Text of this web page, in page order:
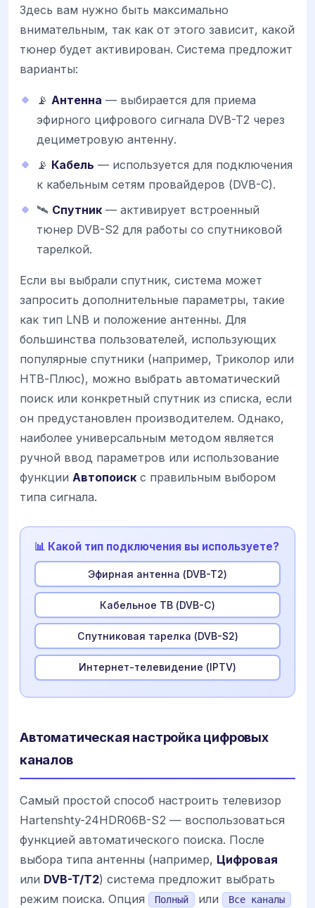
Здесь вам нужно быть максимально
внимательным, так как от этого зависит, какой
тюнер будет активирован. Система предложит
варианты:
📡 Антенна — выбирается для приема
эфирного цифрового сигнала DVB-T2 через
дециметровую антенну.
📡 Кабель — используется для подключения
к кабельным сетям провайдеров (DVB-C).
🛰️ Спутник — активирует встроенный
тюнер DVB-S2 для работы со спутниковой
тарелкой.
Если вы выбрали спутник, система может
запросить дополнительные параметры, такие
как тип LNB и положение антенны. Для
большинства пользователей, использующих
популярные спутники (например, Триколор или
НТВ-Плюс), можно выбрать автоматический
поиск или конкретный спутник из списка, если
он предустановлен производителем. Однако,
наиболее универсальным методом является
ручной ввод параметров или использование
функции Автопоиск с правильным выбором
типа сигнала.
📊 Какой тип подключения вы используете?
Эфирная антенна (DVB-T2)
Кабельное ТВ (DVB-C)
Спутниковая тарелка (DVB-S2)
Интернет-телевидение (IPTV)
Автоматическая настройка цифровых
каналов
Самый простой способ настроить телевизор
Hartenshty-24HDR06B-S2 — воспользоваться
функцией автоматического поиска. После
выбора типа антенны (например, Цифровая
или DVB-T/T2) система предложит выбрать
режим поиска. Опция
Полный или Все каналы